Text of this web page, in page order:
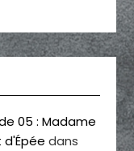
05 : Madame
dans